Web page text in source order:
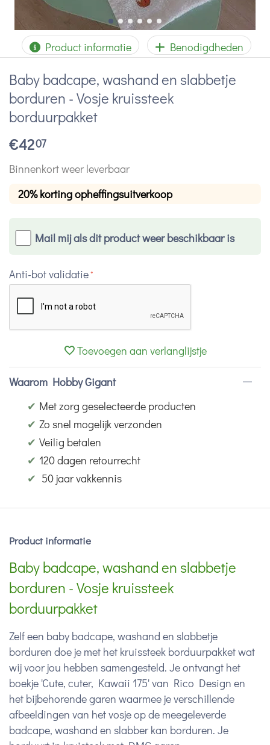
Product informatie Benodigdheden
Baby badcape, washand en slabbetje
borduren - Vosje kruissteek
borduurpakket
€4207
Binnenkort weer leverbaar
20% korting opheffingsuitverkoop
Mail mij als dit product weer beschikbaar is
Anti-bot validatie
Toevoegen aan verlanglijstje
Waarom Hobby Gigant
✔ Met zorg geselecteerde producten
✔ Zo snel mogelijk verzonden
✔ Veilig betalen
✔ 120 dagen retourrecht
✔ 50 jaar vakkennis
Product informatie
Baby badcape, washand en slabbetje
borduren - Vosje kruissteek
borduurpakket
Zelf een baby badcape, washand en slabbetje
borduren doe je met het kruissteek borduurpakket wat
wij voor jou hebben samengesteld. Je ontvangt het
boekje 'Cute, cuter, Kawaii 175' van Rico Design en
het bijbehorende garen waarmee je verschillende
afbeeldingen van het vosje op de meegeleverde
badcape, washand en slabber kan borduren. Je